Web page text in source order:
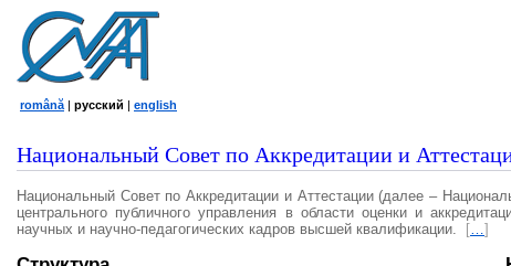
română | русский | english
Национальный Совет по Аккредитации и
Национальный Совет по Аккредитации и Аттестации (далее –
центрального публичного управления в области оценки и
научных и научно-педагогических кадров высшей квалификации.
[…]